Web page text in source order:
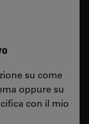
su come
oppure su
con il mio